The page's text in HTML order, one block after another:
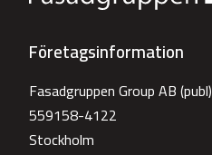
Företagsinformation
Fasadgruppen Group AB (publ)
559158-4122
Stockholm